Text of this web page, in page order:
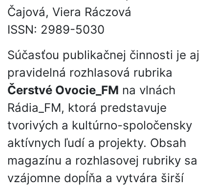
Čajová, Viera Ráczová
ISSN: 2989-5030
Súčasťou publikačnej činnosti je aj
pravidelná rozhlasová rubrika
Čerstvé Ovocie_FM na vlnách
Rádia_FM, ktorá predstavuje
tvorivých a kultúrno-spoločensky
aktívnych ľudí a projekty. Obsah
magazínu a rozhlasovej rubriky sa
vzájomne dopĺňa a vytvára širší